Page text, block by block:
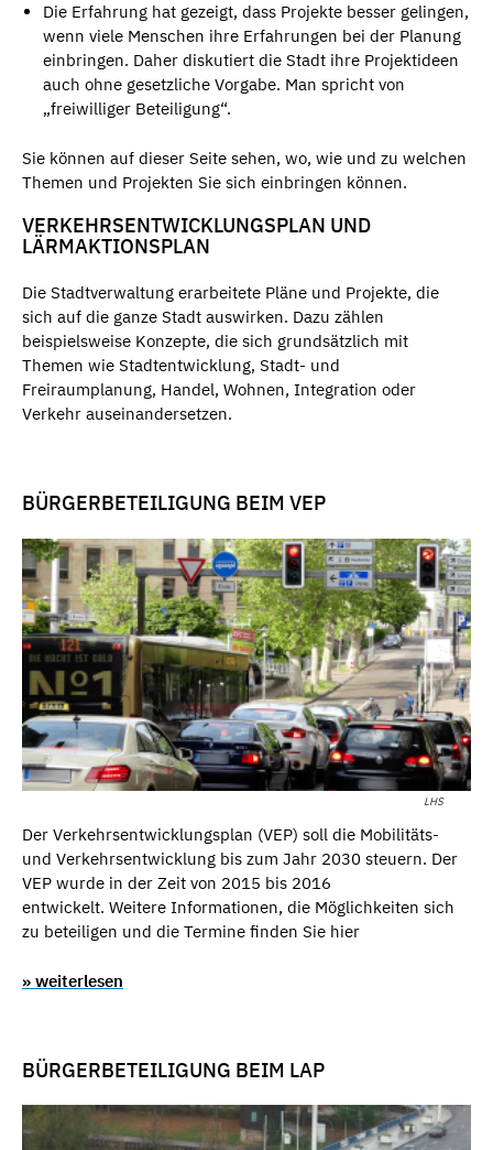
Die Erfahrung hat gezeigt, dass Projekte besser gelingen,
wenn viele Menschen ihre Erfahrungen bei der Planung
einbringen. Daher diskutiert die Stadt ihre Projektideen
auch ohne gesetzliche Vorgabe. Man spricht von
„freiwilliger Beteiligung“.
Sie können auf dieser Seite sehen, wo, wie und zu welchen
Themen und Projekten Sie sich einbringen können.
VERKEHRSENTWICKLUNGSPLAN UND
LÄRMAKTIONSPLAN
Die Stadtverwaltung erarbeitete Pläne und Projekte, die
sich auf die ganze Stadt auswirken. Dazu zählen
beispielsweise Konzepte, die sich grundsätzlich mit
Themen wie Stadtentwicklung, Stadt- und
Freiraumplanung, Handel, Wohnen, Integration oder
Verkehr auseinandersetzen.
BÜRGERBETEILIGUNG BEIM VEP
LHS
Der Verkehrsentwicklungsplan (VEP) soll die Mobilitäts-
und Verkehrsentwicklung bis zum Jahr 2030 steuern. Der
VEP wurde in der Zeit von 2015 bis 2016
entwickelt. Weitere Informationen, die Möglichkeiten sich
zu beteiligen und die Termine finden Sie hier
» weiterlesen
BÜRGERBETEILIGUNG BEIM LAP